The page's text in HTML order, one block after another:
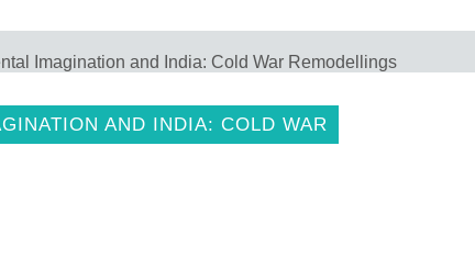
Imagination and India: Cold War Remodellings
AND INDIA: COLD WAR